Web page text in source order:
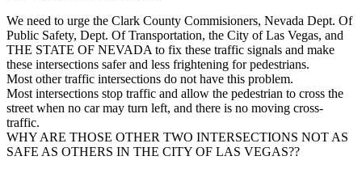
We need to urge the Clark County Commisioners, Nevada Dept. Of
Public Safety, Dept. Of Transportation, the City of Las Vegas, and
THE STATE OF NEVADA to fix these traffic signals and make
these intersections safer and less frightening for pedestrians.
Most other traffic intersections do not have this problem.
Most intersections stop traffic and allow the pedestrian to cross the
street when no car may turn left, and there is no moving cross-
traffic.
WHY ARE THOSE OTHER TWO INTERSECTIONS NOT AS
SAFE AS OTHERS IN THE CITY OF LAS VEGAS??